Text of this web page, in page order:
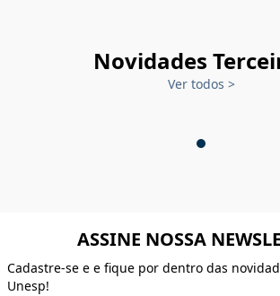
Novidades
Ver todos >
ASSINE NOSSA
Cadastre-se e e fique por dentro das
Unesp!